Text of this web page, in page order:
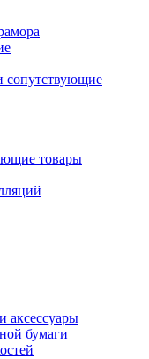
сопутствующие
товары
аксессуары
бумаги